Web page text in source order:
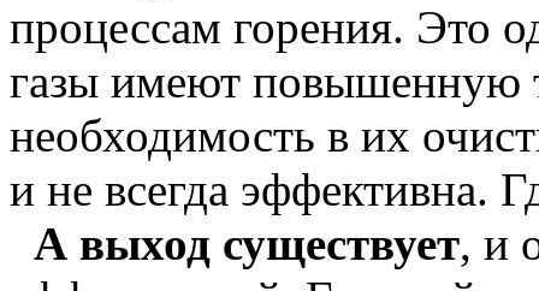
процессам горения. Это
газы имеют повышенную
необходимость в их
и не всегда эффективна.
А выход существует, и